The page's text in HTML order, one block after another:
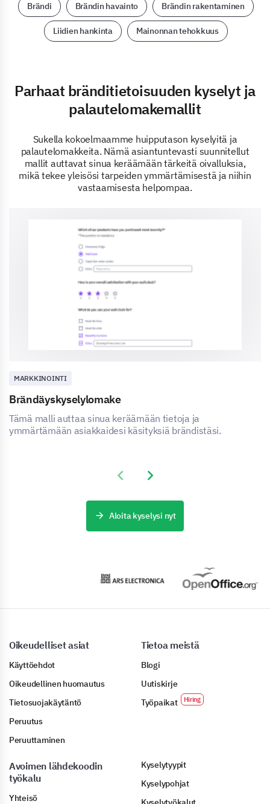
Brändi Brändin havainto Brändin rakentaminen
Liidien hankinta Mainonnan tehokkuus
Parhaat bränditietoisuuden kyselyt ja
palautelomakemallit
Sukella kokoelmaamme huipputason kyselyitä ja
palautelomakkeita. Nämä asiantuntevasti suunnitellut
mallit auttavat sinua keräämään tärkeitä oivalluksia,
mikä tekee yleisösi tarpeiden ymmärtämisestä ja niihin
vastaamisesta helpompaa.
MARKKINOINTI
Brändäyskyselylomake
Tämä malli auttaa sinua keräämään tietoja ja
ymmärtämään asiakkaidesi käsityksiä brändistäsi.
Previous slide
Next slide
Aloita kyselysi nyt
Oikeudelliset asiat
Käyttöehdot
Oikeudellinen huomautus
Tietosuojakäytäntö
Peruutus
Peruuttaminen
Tietoa meistä
Blogi
Uutiskirje
Työpaikat
Avoimen lähdekoodin
työkalu
Yhteisö
Kyselytyypit
Kyselypohjat